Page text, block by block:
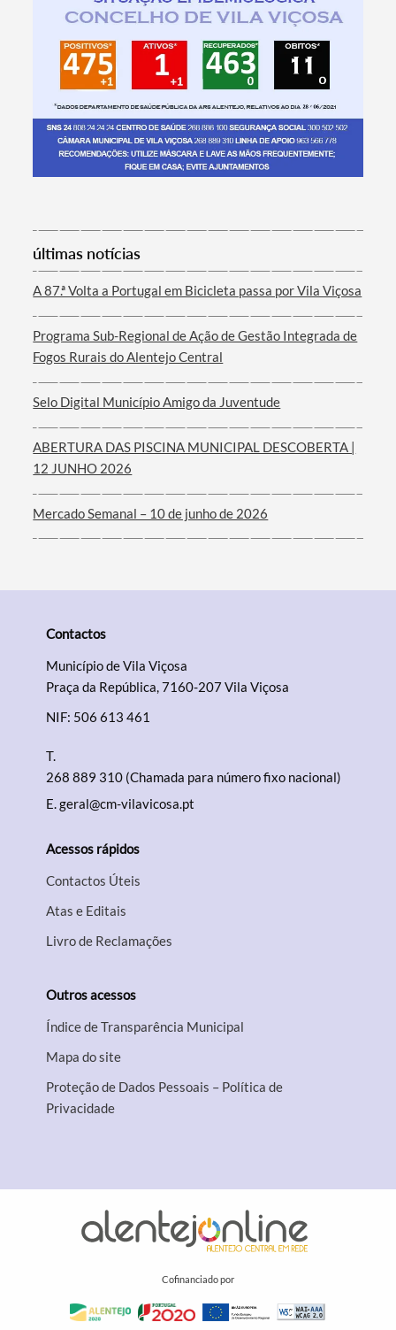
Categorias gerais
Filtros
últimas notícias
A 87.ª Volta a Portugal em Bicicleta passa por Vila Viçosa
Programa Sub-Regional de Ação de Gestão Integrada de
Fogos Rurais do Alentejo Central
Selo Digital Município Amigo da Juventude
ABERTURA DAS PISCINA MUNICIPAL DESCOBERTA |
12 JUNHO 2026
Mercado Semanal – 10 de junho de 2026
Contactos
Município de Vila Viçosa
Praça da República, 7160-207 Vila Viçosa
NIF: 506 613 461
T.
268 889 310 (Chamada para número fixo nacional)
E.geral@cm-vilavicosa.pt
Acessos rápidos
Contactos Úteis
Atas e Editais
Livro de Reclamações
Outros acessos
Índice de Transparência Municipal
Mapa do site
Proteção de Dados Pessoais – Política de
Privacidade
Cofinanciado por